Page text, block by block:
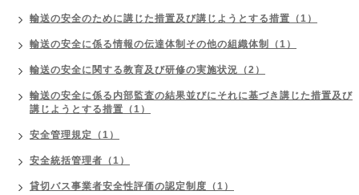
輸送の安全のために講じた措置及び講じようとする措置（1）
輸送の安全に係る情報の伝達体制その他の組織体制（1）
輸送の安全に関する教育及び研修の実施状況（2）
輸送の安全に係る内部監査の結果並びにそれに基づき講じた措置及び
講じようとする措置（1）
安全管理規定（1）
安全統括管理者（1）
貸切バス事業者安全性評価の認定制度（1）